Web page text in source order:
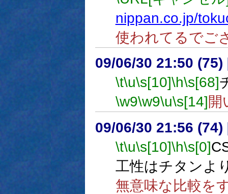
nippan.co.jp/
使われてるでご
09/06/30 21:50 (75)
\t\u\s[10]\h\s[68]
\w9\w9\u\s[14] 開
09/06/30 21:56 (74)
\t\u\s[10]\h\s[0]
工性はチタンよ
無意味な比較を